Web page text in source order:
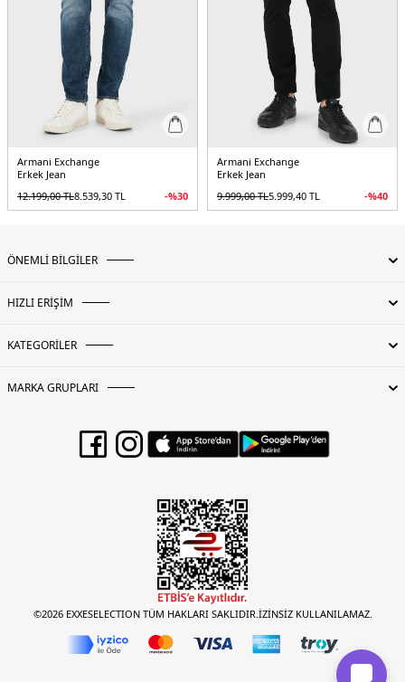
Armani Exchange
Erkek Jean
12.199,00TL8.539,30 TL -%30
Armani Exchange
Erkek Jean
9.999,00TL5.999,40 TL -%40
ÖNEMLİ BİLGİLER
HIZLI ERİŞİM
KATEGORİLER
MARKA GRUPLARI
©2026 EXXESELECTION TÜM HAKLARI SAKLIDIR.İZİNSİZ KULLANILAMAZ.